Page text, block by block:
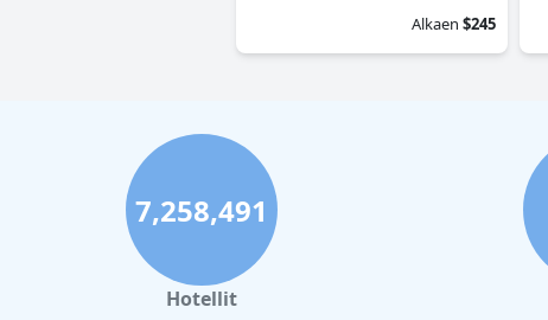
Alkaen $245
7,258,491
Hotellit